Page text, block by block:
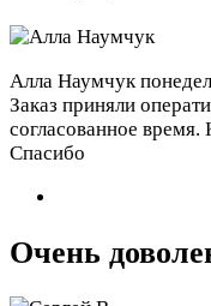
Алла Наумчук
Заказ приняли
согласованное
Спасибо
Очень